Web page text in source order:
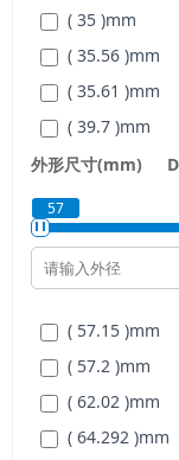
( 35 )mm
( 35.56 )mm
( 35.61 )mm
( 39.7 )mm
( 41.201 )mm
( 41.26 )
( 43.32 )mm
外形尺寸(mm) D
57
( 57.15 )mm
( 57.2 )mm
( 62.02 )mm
( 64.292 )mm